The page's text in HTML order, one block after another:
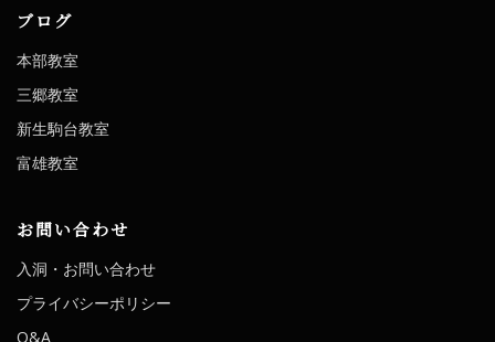
ブログ
本部教室
三郷教室
新生駒台教室
富雄教室
お問い合わせ
入洞・お問い合わせ
プライバシーポリシー
Q&A